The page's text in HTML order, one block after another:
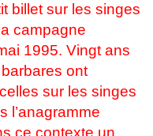
billet sur les singes
campagne
1995. Vingt ans
ont
sur les singes
l’anagramme
ce contexte un